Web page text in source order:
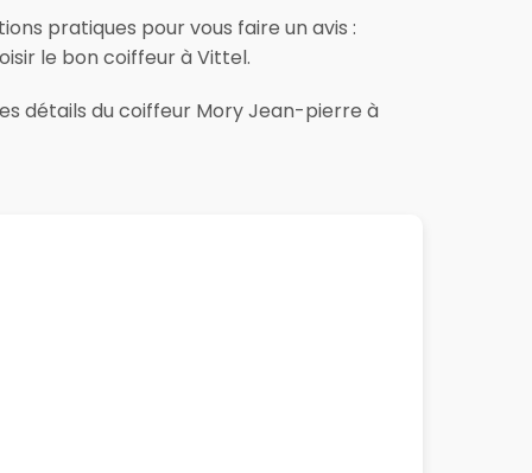
pratiques pour vous faire un avis :
le bon coiffeur à Vittel.
détails du coiffeur Mory Jean-pierre à